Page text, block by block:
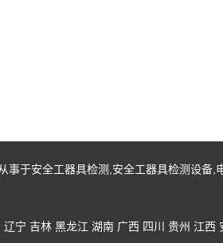
事于安全工器具检测 安全工器具检测设备
辽宁 吉林 黑龙江 湖南 广西 四川 贵州 江西